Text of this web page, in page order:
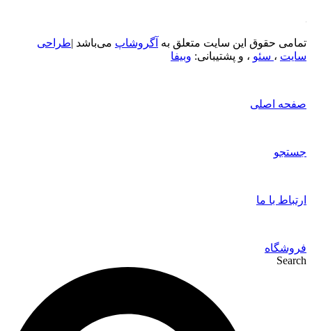
تمامی حقوق این سایت متعلق به آگروشاپ می‌باشد |طراحی
سایت ، سئو ، و پشتیبانی: وبیفا
صفحه اصلی
جستجو
ارتباط با ما
فروشگاه
Search